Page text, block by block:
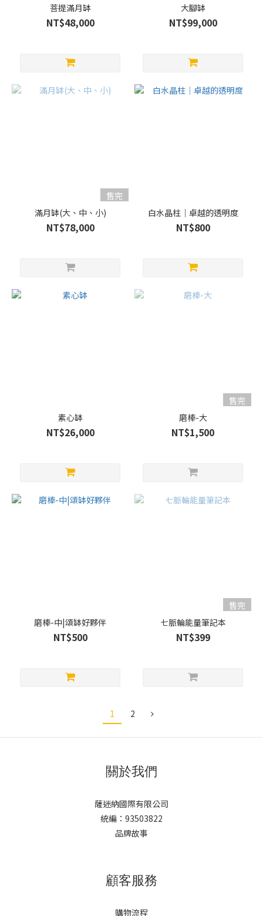
菩提滿月缽
NT$48,000
大腳缽
NT$99,000
售完
滿月缽(大、中、小)
NT$78,000
白水晶柱｜卓越的透明度
NT$800
素心缽
NT$26,000
售完
磨棒-大
NT$1,500
磨棒-中|頌缽好夥伴
NT$500
售完
七脈輪能量筆記本
NT$399
1 2
關於我們
薩迷納國際有限公司
統編：93503822
品牌故事
顧客服務
購物流程